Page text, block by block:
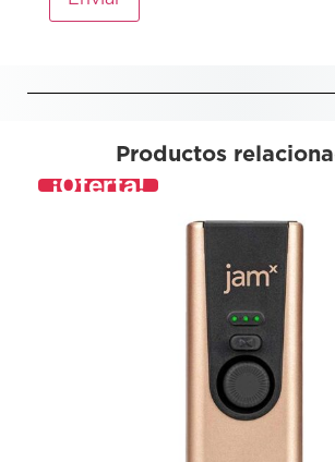
Productos
¡Oferta!